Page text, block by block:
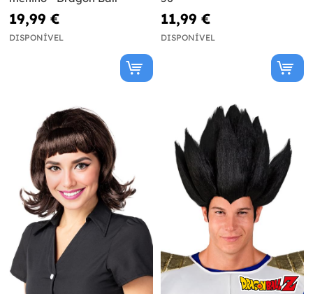
19,99 €
DISPONÍVEL
11,99 €
DISPONÍVEL